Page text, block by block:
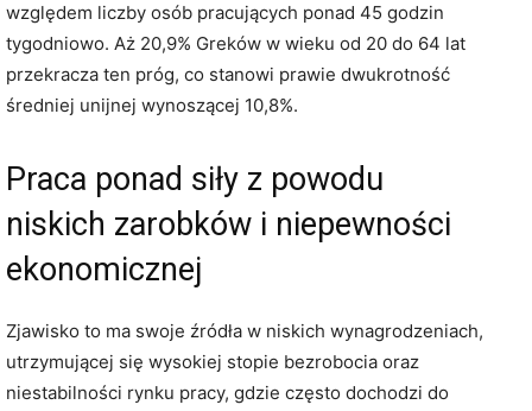
względem liczby osób pracujących ponad 45 godzin
tygodniowo. Aż 20,9% Greków w wieku od 20 do 64 lat
przekracza ten próg, co stanowi prawie dwukrotność
średniej unijnej wynoszącej 10,8%.
Praca ponad siły z powodu
niskich zarobków i niepewności
ekonomicznej
Zjawisko to ma swoje źródła w niskich wynagrodzeniach,
utrzymującej się wysokiej stopie bezrobocia oraz
niestabilności rynku pracy, gdzie często dochodzi do